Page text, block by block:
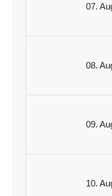
07.
08.
09.
10.